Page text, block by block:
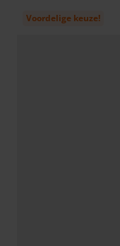
Voordelige keuze!